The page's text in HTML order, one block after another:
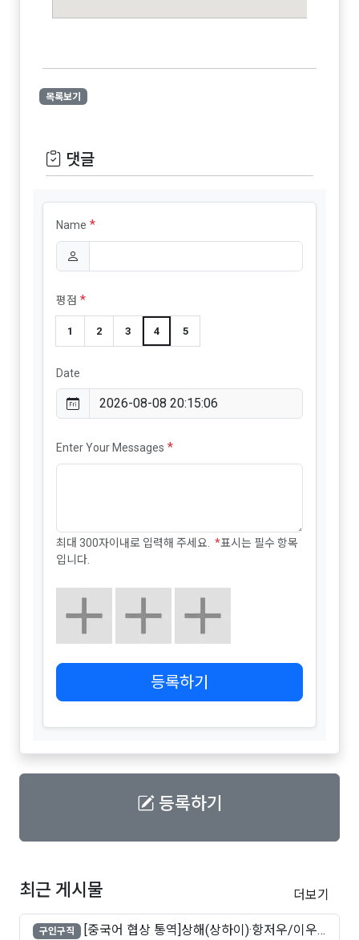
목록보기
댓글
Name *
평점 *
1 2 3 4 5
Date
Enter Your Messages *
최대 300자이내로 입력해 주세요. *표시는 필수 항목
입니다.
등록하기
등록하기
최근 게시물 더보기
구인구직
[중국어 협상 통역]상해(상하이)·항저우/이우·